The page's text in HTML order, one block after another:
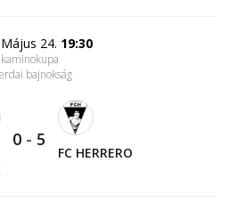
24. 19:30
kaminokupa
bajnokság
0 - 5
FC HERRERO